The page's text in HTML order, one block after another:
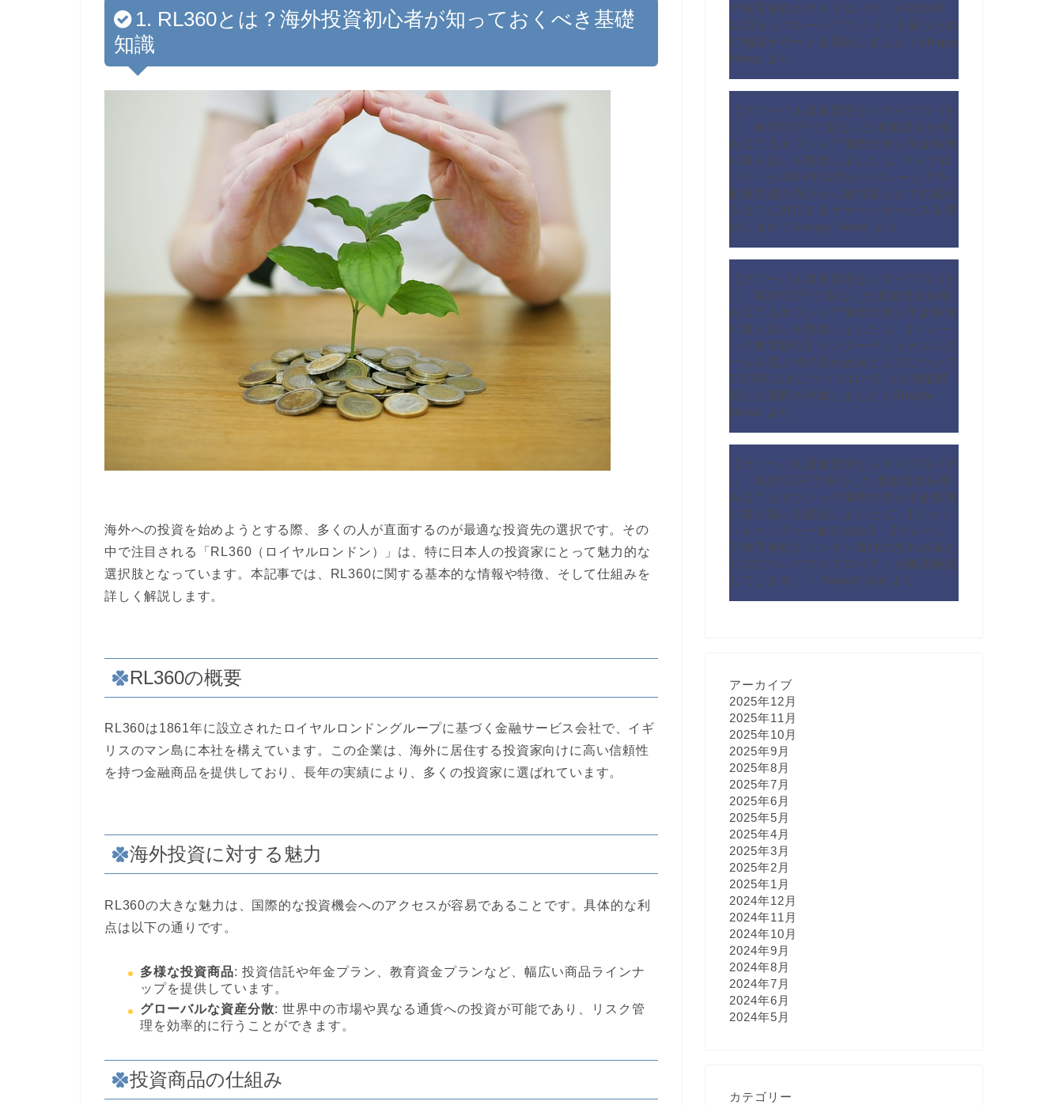
1. RL360とは？海外投資初心者が知っておくべき基礎
知識
海外への投資を始めようとする際、多くの人が直面するのが最適な投資先の選択です。その
中で注目される「RL360（ロイヤルロンドン）」は、特に日本人の投資家にとって魅力的な
選択肢となっています。本記事では、RL360に関する基本的な情報や特徴、そして仕組みを
詳しく解説します。
RL360の概要
RL360は1861年に設立されたロイヤルロンドングループに基づく金融サービス会社で、イギ
リスのマン島に本社を構えています。この企業は、海外に居住する投資家向けに高い信頼性
を持つ金融商品を提供しており、長年の実績により、多くの投資家に選ばれています。
海外投資に対する魅力
RL360の大きな魅力は、国際的な投資機会へのアクセスが容易であることです。具体的な利
点は以下の通りです。
多様な投資商品: 投資信託や年金プラン、教育資金プランなど、幅広い商品ラインナ
ップを提供しています。
グローバルな資産分散: 世界中の市場や異なる通貨への投資が可能であり、リスク管
理を効率的に行うことができます。
投資商品の仕組み
ア教育移住のマイプロパティが2024年
11月からマレーシアでメイドを雇うため
の相談サポートを開始しました | Shoply
News より
【グローバル資産運用ならマイプロパテ
ィ 毎月5万円で安心した老後資金を積
み立てるオフショア保険の個人年金保険
の取り扱いを開始しました に マイプロ
パティが2024年12月からマレーシア不
動産投資の購入から鍵引渡しまでの流れ
を全てに対応するサポートサービスを開
始します | Shoply News より
【グローバル資産運用ならマイプロパテ
ィ 毎月5万円で安心した老後資金を積
み立てるオフショア保険の個人年金保険
の取り扱いを開始しました に
【マレー
シア教育移住】インターナショナルスク
ールを選ぶ時の思わぬ落とし穴について
2024年11月にマイプロパティが徹底解
説した資料を作成しました | Shoply
News より
【グローバル資産運用ならマイプロパテ
ィ 毎月5万円で安心した老後資金を積
み立てるオフショア保険の個人年金保険
の取り扱いを開始しました に
【ジョイ
ントベンチャー株式会社】 【マレーシ
ア教育移住】インター選びの思わぬ落と
し穴についてマイプロパティが徹底解説
してします。 – TrendPulse より
アーカイブ
2025年12月
2025年11月
2025年10月
2025年9月
2025年8月
2025年7月
2025年6月
2025年5月
2025年4月
2025年3月
2025年2月
2025年1月
2024年12月
2024年11月
2024年10月
2024年9月
2024年8月
2024年7月
2024年6月
2024年5月
カテゴリー